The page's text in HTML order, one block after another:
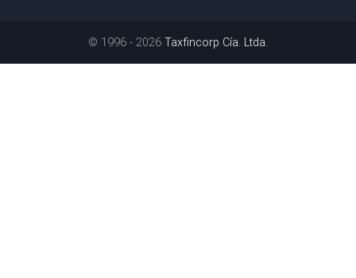
© 1996 - 2026 Taxfincorp Cía. Ltda.